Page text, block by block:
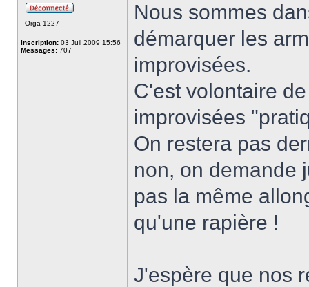
Orga 1227
Inscription: 03 Juil 2009 15:56
Messages: 707
Nous sommes
démarquer les
improvisées.
C'est volontaire
improvisées
On restera pas
non, on demande
pas la même
qu'une rapière !
J'espère que nos